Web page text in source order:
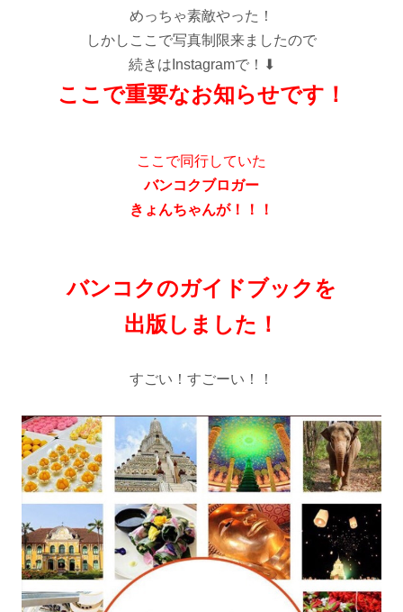
めっちゃ素敵やった！
しかしここで写真制限来ましたので
続きはInstagramで！⬇︎
ここで重要なお知らせです！
ここで同行していた
バンコクブロガー
きょんちゃんが！！！
バンコクのガイドブックを
出版しました！
すごい！すごーい！！